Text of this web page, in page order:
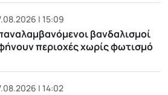
| 15:09
βανδαλισμοί
περιοχές χωρίς φωτισμό
| 14:02